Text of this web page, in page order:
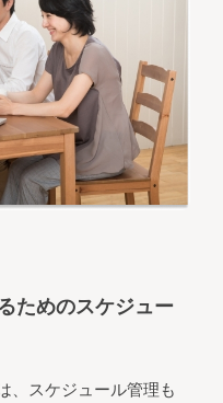
ためのスケジュー
、スケジュール管理も